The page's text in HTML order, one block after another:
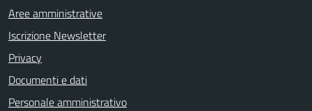
Aree amministrative
Iscrizione Newsletter
Privacy
Documenti e dati
Personale amministrativo